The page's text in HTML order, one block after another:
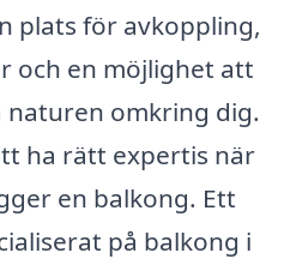
plats för avkoppling,
och en möjlighet att
naturen omkring dig.
ha rätt expertis när
en balkong. Ett
på balkong i